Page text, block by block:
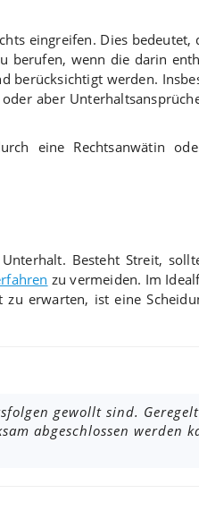
eingreifen. Dies bedeutet,
berufen, wenn die darin
berücksichtigt werden.
aber
eine Rechtsanwätin
Besteht Streit,
zu vermeiden. Im
erwarten, ist eine
gewollt sind. Geregelt
abgeschlossen werden